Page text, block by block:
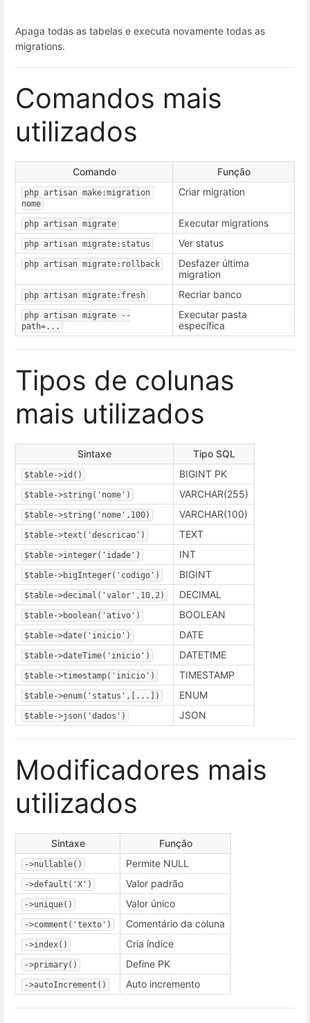
Apaga todas as tabelas e executa novamente todas as
migrations.
Comandos mais
utilizados
Comando Função
php artisan make:migration
nome
Criar migration
php artisan migrate Executar migrations
php artisan migrate:status Ver status
php artisan migrate:rollback
Desfazer última
migration
php artisan migrate:fresh Recriar banco
php artisan migrate --
path=...
Executar pasta
específica
Tipos de colunas
mais utilizados
Sintaxe Tipo SQL
$table->id() BIGINT PK
$table->string('nome') VARCHAR(255)
$table->string('nome',100) VARCHAR(100)
$table->text('descricao') TEXT
$table->integer('idade') INT
$table->bigInteger('codigo') BIGINT
$table->decimal('valor',10,2) DECIMAL
$table->boolean('ativo') BOOLEAN
$table->date('inicio') DATE
$table->dateTime('inicio') DATETIME
$table->timestamp('inicio') TIMESTAMP
$table->enum('status',[...]) ENUM
$table->json('dados') JSON
Modificadores mais
utilizados
Sintaxe Função
->nullable() Permite NULL
->default('X') Valor padrão
->unique() Valor único
->comment('texto') Comentário da coluna
->index() Cria índice
->primary() Define PK
->autoIncrement() Auto incremento